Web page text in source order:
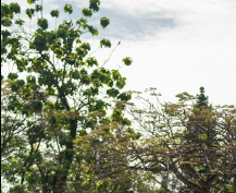
Lifestyle
About
us
Search